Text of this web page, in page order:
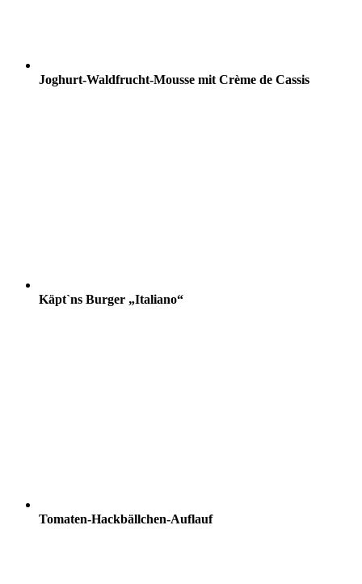
Joghurt-Waldfrucht-Mousse mit Crème de Cassis
Käpt`ns Burger „Italiano“
Tomaten-Hackbällchen-Auflauf